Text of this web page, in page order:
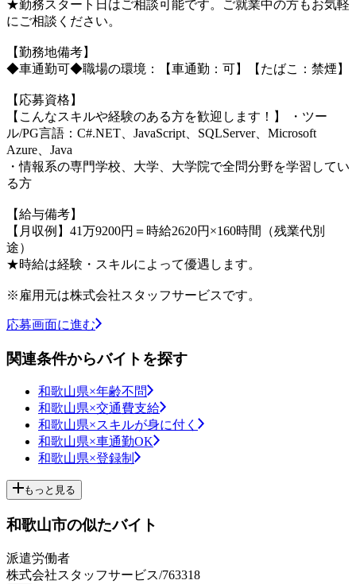
★勤務スタート日はご相談可能です。ご就業中の方もお気軽
にご相談ください。
【勤務地備考】
◆車通勤可◆職場の環境：【車通勤：可】【たばこ：禁煙】
【応募資格】
【こんなスキルや経験のある方を歓迎します！】 ・ツー
ル/PG言語：C#.NET、JavaScript、SQLServer、Microsoft
Azure、Java
・情報系の専門学校、大学、大学院で全問分野を学習してい
る方
【給与備考】
【月収例】41万9200円＝時給2620円×160時間（残業代別
途）
★時給は経験・スキルによって優遇します。
※雇用元は株式会社スタッフサービスです。
応募画面に進む
関連条件からバイトを探す
和歌山県×年齢不問
和歌山県×交通費支給
和歌山県×スキルが身に付く
和歌山県×車通勤OK
和歌山県×登録制
もっと見る
和歌山市の似たバイト
派遣労働者
株式会社スタッフサービス/763318